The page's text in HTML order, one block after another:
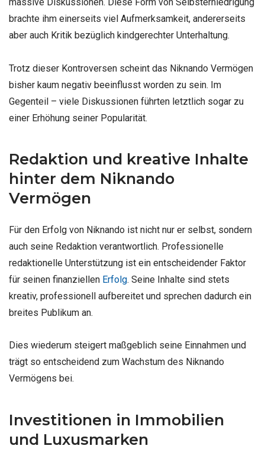
massive Diskussionen. Diese Form von Selbsterniedrigung
brachte ihm einerseits viel Aufmerksamkeit, andererseits
aber auch Kritik bezüglich kindgerechter Unterhaltung.
Trotz dieser Kontroversen scheint das Niknando Vermögen
bisher kaum negativ beeinflusst worden zu sein. Im
Gegenteil – viele Diskussionen führten letztlich sogar zu
einer Erhöhung seiner Popularität.
Redaktion und kreative Inhalte
hinter dem Niknando
Vermögen
Für den Erfolg von Niknando ist nicht nur er selbst, sondern
auch seine Redaktion verantwortlich. Professionelle
redaktionelle Unterstützung ist ein entscheidender Faktor
für seinen finanziellen Erfolg. Seine Inhalte sind stets
kreativ, professionell aufbereitet und sprechen dadurch ein
breites Publikum an.
Dies wiederum steigert maßgeblich seine Einnahmen und
trägt so entscheidend zum Wachstum des Niknando
Vermögens bei.
Investitionen in Immobilien
und Luxusmarken